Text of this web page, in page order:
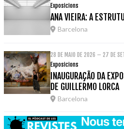
Exposicions
ANA VIEIRA: A
Barcelona
28 DE MAIO DE 2026 – 27 DE
Exposicions
INAUGURAÇÃO DA
DE GUILLERMO LORCA
Barcelona